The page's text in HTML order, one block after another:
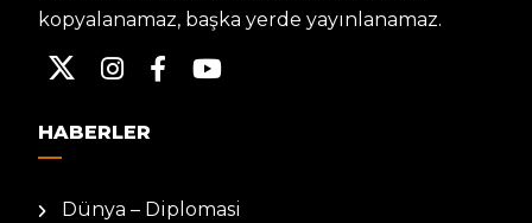
kopyalanamaz, başka yerde yayınlanamaz.
HABERLER
Dünya – Diplomasi